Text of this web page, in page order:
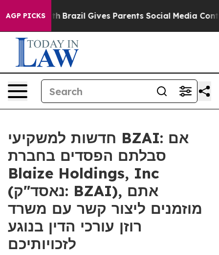
AGP PICKS
to Youth Brazil Gives Parents Social Media
חדשות למשקיעי BZAI: אם
סבלתם הפסדים בחברת
Blaize Holdings, Inc
(נאסד"ק: BZAI), אתם
מוזמנים ליצור קשר עם משרד
רוזן עורכי הדין בנוגע
לזכויותיכם